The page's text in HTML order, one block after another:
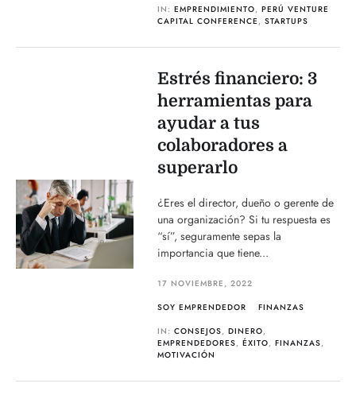
IN:EMPRENDIMIENTO,PERÚ VENTURE
CAPITAL CONFERENCE ,STARTUPS
Estrés financiero: 3
herramientas para
ayudar a tus
colaboradores a
superarlo
¿Eres el director, dueño o gerente de
una organización? Si tu respuesta es
“sí”, seguramente sepas la
importancia que tiene...
17 NOVIEMBRE, 2022
SOY EMPRENDEDOR
FINANZAS
IN:CONSEJOS,DINERO,
EMPRENDEDORES,ÉXITO,FINANZAS,
MOTIVACIÓN